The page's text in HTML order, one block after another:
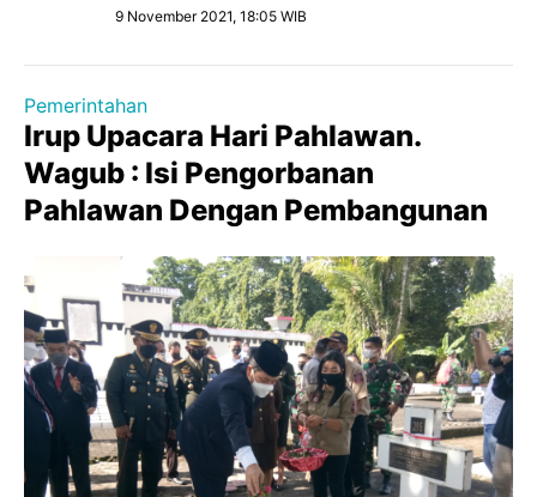
9 November 2021, 18:05 WIB
Pemerintahan
Irup Upacara Hari Pahlawan.
Wagub : Isi Pengorbanan
Pahlawan Dengan Pembangunan